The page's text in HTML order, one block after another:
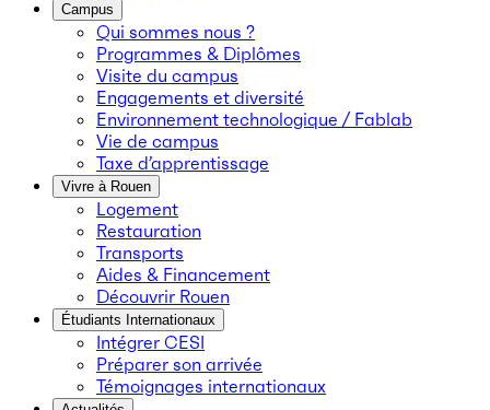
Campus
Qui sommes nous ?
Programmes & Diplômes
Visite du campus
Engagements et diversité
Environnement technologique / Fablab
Vie de campus
Taxe d’apprentissage
Vivre à Rouen
Logement
Restauration
Transports
Aides & Financement
Découvrir Rouen
Étudiants Internationaux
Intégrer CESI
Préparer son arrivée
Témoignages internationaux